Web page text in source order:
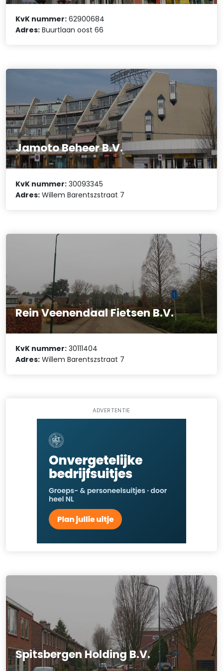
KvK nummer: 62900684
Adres: Buurtlaan oost 66
Jamoto Beheer B.V.
KvK nummer: 30093345
Adres: Willem Barentszstraat 7
Rein Veenendaal Fietsen B.V.
KvK nummer: 30111404
Adres: Willem Barentszstraat 7
ADVERTENTIE
Spitsbergen Holding B.V.